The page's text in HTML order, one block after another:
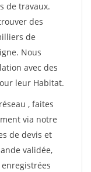
de travaux.
des
de
Nous
avec des
leur Habitat.
, faites
via notre
de devis et
validée,